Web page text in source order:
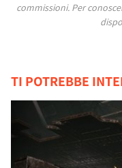
commissioni. Per
TI POTREBBE